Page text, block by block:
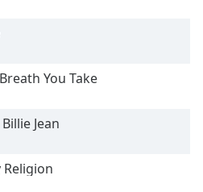
You Take
Billie Jean
Religion